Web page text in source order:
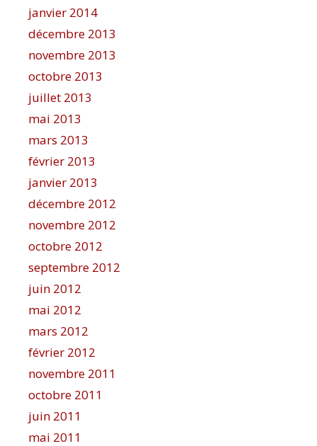
janvier 2014
décembre 2013
novembre 2013
octobre 2013
juillet 2013
mai 2013
mars 2013
février 2013
janvier 2013
décembre 2012
novembre 2012
octobre 2012
septembre 2012
juin 2012
mai 2012
mars 2012
février 2012
novembre 2011
octobre 2011
juin 2011
mai 2011